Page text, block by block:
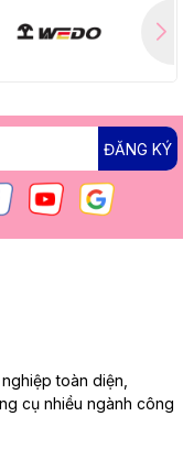
ĐĂNG KÝ
toàn diện,
cụ nhiều ngành công